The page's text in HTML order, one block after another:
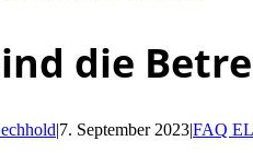
die
|7. September 2023|FAQ